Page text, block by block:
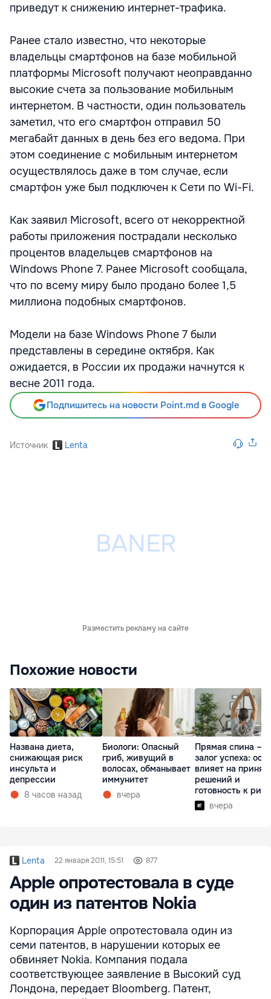
приведут к снижению интернет-трафика.
Ранее стало известно, что некоторые
владельцы смартфонов на базе мобильной
платформы Microsoft получают неоправданно
высокие счета за пользование мобильным
интернетом. В частности, один пользователь
заметил, что его смартфон отправил 50
мегабайт данных в день без его ведома. При
этом соединение с мобильным интернетом
осуществлялось даже в том случае, если
смартфон уже был подключен к Сети по Wi-Fi.
Как заявил Microsoft, всего от некорректной
работы приложения пострадали несколько
процентов владельцев смартфонов на
Windows Phone 7. Ранее Microsoft сообщала,
что по всему миру было продано более 1,5
миллиона подобных смартфонов.
Модели на базе Windows Phone 7 были
представлены в середине октября. Как
ожидается, в России их продажи начнутся к
весне 2011 года.
Подпишитесь на новости Point.md в Google
Источник Lenta
Разместить рекламу на сайте
Похожие новости
Названа диета,
снижающая риск
инсульта и
депрессии
8 часов назад
Биологи: Опасный
гриб, живущий в
волосах, обманывает
иммунитет
вчера
Прямая спина —
залог успеха:
влияет на
решений и
готовность к
вчера
Lenta 22 января 2011, 15:51 877
Apple опротестовала в суде
один из патентов Nokia
Корпорация Apple опротестовала один из
семи патентов, в нарушении которых ее
обвиняет Nokia. Компания подала
соответствующее заявление в Высокий суд
Лондона, передает Bloomberg. Патент,